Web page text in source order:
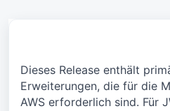
Dieses Release enthält
Erweiterungen, die für die
AWS erforderlich sind. Für